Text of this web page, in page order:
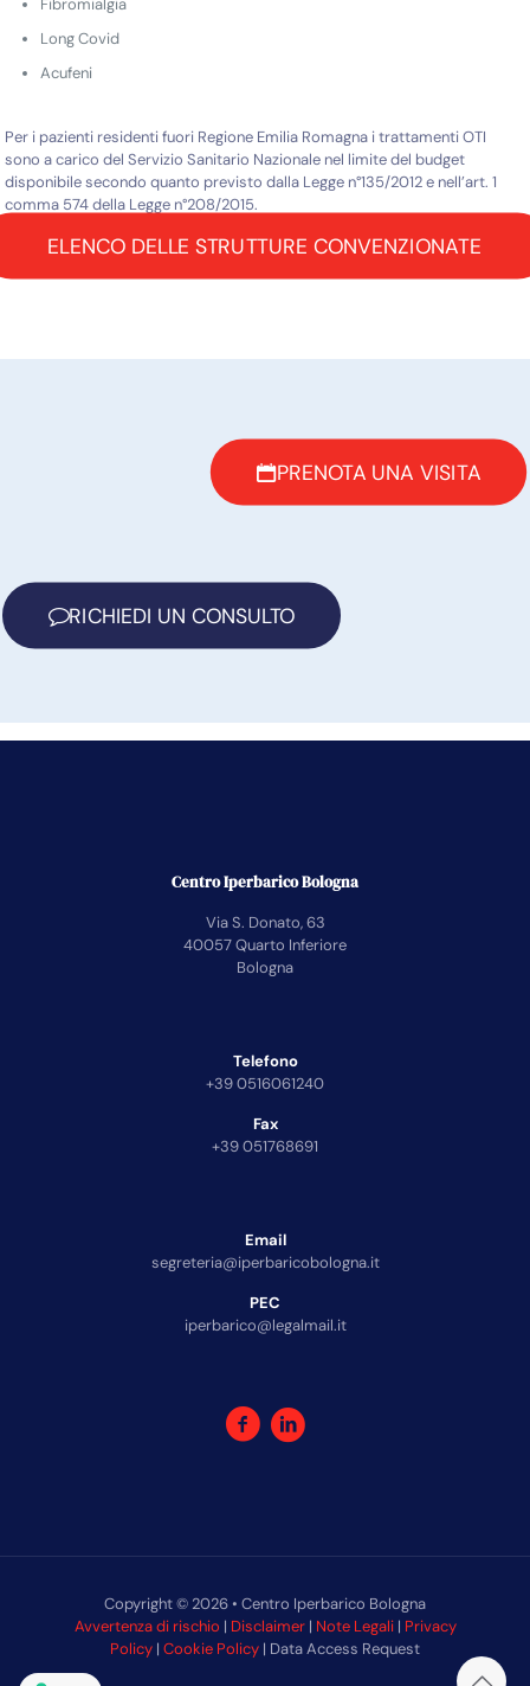
Fibromialgia
Long Covid
Acufeni
Per i pazienti residenti fuori Regione Emilia Romagna i trattamenti OTI
sono a carico del Servizio Sanitario Nazionale nel limite del budget
disponibile secondo quanto previsto dalla Legge n°135/2012 e nell’art. 1
comma 574 della Legge n°208/2015.
ELENCO DELLE STRUTTURE CONVENZIONATE
PRENOTA UNA VISITA
RICHIEDI UN CONSULTO
Centro Iperbarico Bologna
Via S. Donato, 63
40057 Quarto Inferiore
Bologna
Telefono
+39 0516061240
Fax
+39 051768691
Email
segreteria@iperbaricobologna.it
PEC
iperbarico@legalmail.it
Copyright © 2026 • Centro Iperbarico Bologna
Avvertenza di rischio | Disclaimer| Note Legali| Privacy
Policy | Cookie Policy | Data Access Request